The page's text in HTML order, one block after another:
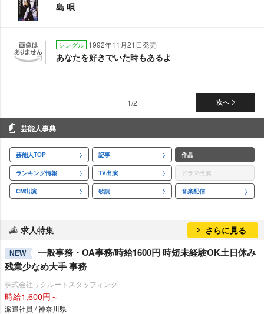
島 唄
シングル 1992年11月21日発売
あなたを好きでいた時もあるよ
次へ
1/2
芸能人事典
芸能人TOP 記事 作品
ランキング情報 TV出演 ドラマ出演
CM出演 歌詞 音楽配信
求人特集 さらに見る
NEW
一般事務・OA事務/時給1600円 時短未経験OK土日休み
残業少なめ大手 事務
株式会社リクルートスタッフィング
時給1,600円～
派遣社員 / 神奈川県